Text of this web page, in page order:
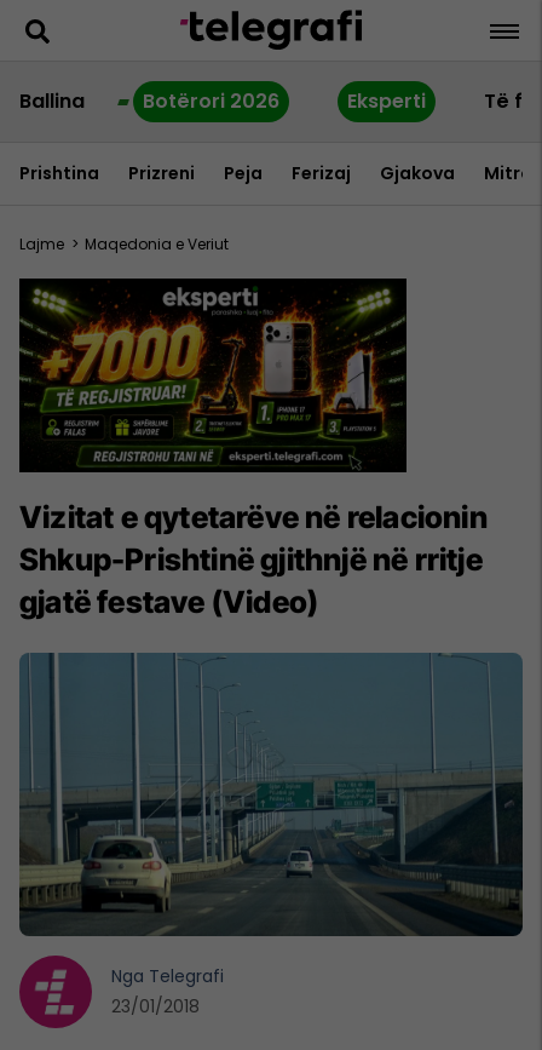
Ballina Botërori 2026 Eksperti Të
Prishtina Prizreni Peja Ferizaj Gjakova
Lajme > Maqedonia e Veriut
Vizitat e qytetarëve në relacionin
Shkup-Prishtinë gjithnjë në rritje
gjatë festave (Video)
Nga Telegrafi
23/01/2018